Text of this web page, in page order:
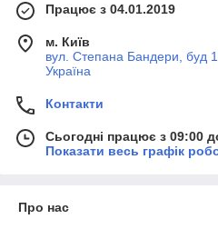
Працює з 04.01.2019
м. Київ
вул. Степана Бандери, буд
Україна
Контакти
Сьогодні працює з 09:00
Показати весь графік
Про нас